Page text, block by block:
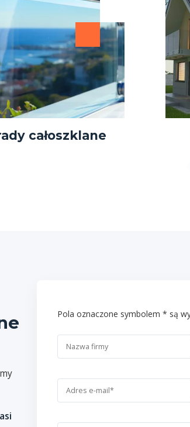
całoszklane
Pola oznaczone symbolem * są